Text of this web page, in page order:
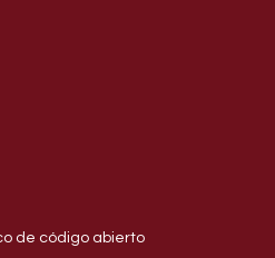
de código abierto